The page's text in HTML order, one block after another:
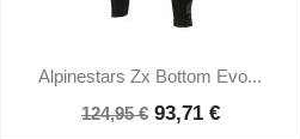
Vista rápida
Alpinestars Zx Bottom Evo...
124,95 € 93,71 €